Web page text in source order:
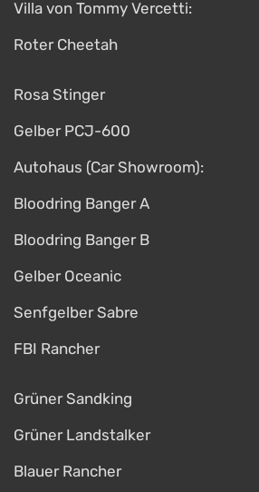
Villa von Tommy Vercetti:
Roter Cheetah
Rosa Stinger
Gelber PCJ-600
Autohaus (Car Showroom):
Bloodring Banger A
Bloodring Banger B
Gelber Oceanic
Senfgelber Sabre
FBI Rancher
Grüner Sandking
Grüner Landstalker
Blauer Rancher